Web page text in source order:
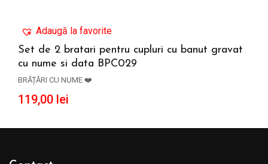
Adaugă la favorite
Set de 2 bratari pentru cupluri cu banut gravat
cu nume si data BPC029
BRĂȚĂRI CU NUME ❤️
119,00 lei